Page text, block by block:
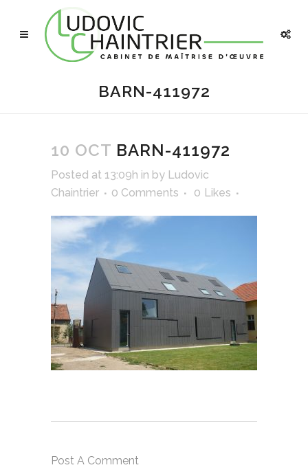
BARN-411972
10 OCT BARN-411972
Posted at 13:09h in by Ludovic
Chaintrier
0 Comments 0 Likes
Post A Comment